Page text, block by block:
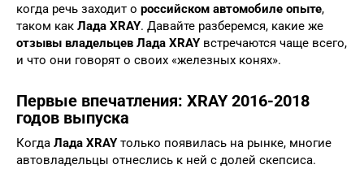
когда речь заходит о российском автомобиле опыте,
таком как Лада XRAY. Давайте разберемся, какие же
отзывы владельцев Лада XRAY встречаются чаще всего,
и что они говорят о своих «железных конях».
Первые впечатления: XRAY 2016-2018
годов выпуска
Когда Лада XRAY только появилась на рынке, многие
автовладельцы отнеслись к ней с долей скепсиса.